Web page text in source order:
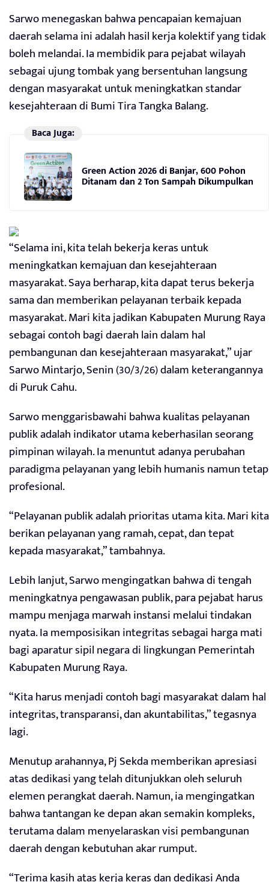
Sarwo menegaskan bahwa pencapaian kemajuan
daerah selama ini adalah hasil kerja kolektif yang tidak
boleh melandai. Ia membidik para pejabat wilayah
sebagai ujung tombak yang bersentuhan langsung
dengan masyarakat untuk meningkatkan standar
kesejahteraan di Bumi Tira Tangka Balang.
Baca Juga:
Green Action 2026 di Banjar, 600 Pohon
Ditanam dan 2 Ton Sampah Dikumpulkan
“Selama ini, kita telah bekerja keras untuk
meningkatkan kemajuan dan kesejahteraan
masyarakat. Saya berharap, kita dapat terus bekerja
sama dan memberikan pelayanan terbaik kepada
masyarakat. Mari kita jadikan Kabupaten Murung Raya
sebagai contoh bagi daerah lain dalam hal
pembangunan dan kesejahteraan masyarakat,” ujar
Sarwo Mintarjo, Senin (30/3/26) dalam keterangannya
di Puruk Cahu.
Sarwo menggarisbawahi bahwa kualitas pelayanan
publik adalah indikator utama keberhasilan seorang
pimpinan wilayah. Ia menuntut adanya perubahan
paradigma pelayanan yang lebih humanis namun tetap
profesional.
“Pelayanan publik adalah prioritas utama kita. Mari kita
berikan pelayanan yang ramah, cepat, dan tepat
kepada masyarakat,” tambahnya.
Lebih lanjut, Sarwo mengingatkan bahwa di tengah
meningkatnya pengawasan publik, para pejabat harus
mampu menjaga marwah instansi melalui tindakan
nyata. Ia memposisikan integritas sebagai harga mati
bagi aparatur sipil negara di lingkungan Pemerintah
Kabupaten Murung Raya.
“Kita harus menjadi contoh bagi masyarakat dalam hal
integritas, transparansi, dan akuntabilitas,” tegasnya
lagi.
Menutup arahannya, Pj Sekda memberikan apresiasi
atas dedikasi yang telah ditunjukkan oleh seluruh
elemen perangkat daerah. Namun, ia mengingatkan
bahwa tantangan ke depan akan semakin kompleks,
terutama dalam menyelaraskan visi pembangunan
daerah dengan kebutuhan akar rumput.
“Terima kasih atas kerja keras dan dedikasi Anda